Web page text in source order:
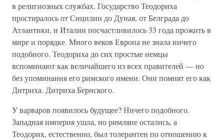
в религиозных службах. Государство Теодориха
простиралось от Сицилии до Дуная, от Белграда до
Атлантики, и Италии посчастливилось 33 года прожить в
мире и порядке. Много веков Европа не знала ничего
подобного. Теодориха до сих простые немцы
вспоминают как величайшего из всех правителей — но
без упоминания его римского имени. Они помнят его как
Дитриха. Дитриха Бернского.
У варваров появилось будущее? Ничего подобного.
Западная империя ушла, но римляне остались, а
Теодорих, естественно, был толерантен по отношению к